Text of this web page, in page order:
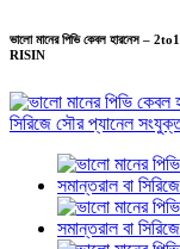
ভালো মানের পিভি কেবল হারনেস –
RISIN